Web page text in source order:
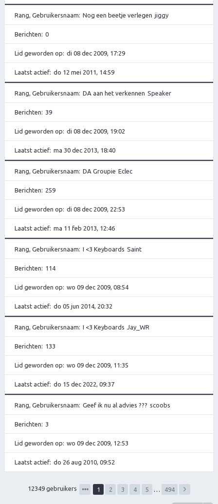
Rang, Gebruikersnaam Nog een beetje verlegen jiggy
Berichten 0
Lid geworden op di 08 dec 2009, 17:29
Laatst actief do 12 mei 2011, 14:59
Rang, Gebruikersnaam DA aan het verkennen Speaker
Berichten 39
Lid geworden op di 08 dec 2009, 19:02
Laatst actief ma 30 dec 2013, 18:40
Rang, Gebruikersnaam DA Groupie Eclec
Berichten 259
Lid geworden op di 08 dec 2009, 22:53
Laatst actief ma 11 feb 2013, 12:46
Rang, Gebruikersnaam I <3 Keyboards Saint
Berichten 114
Lid geworden op wo 09 dec 2009, 08:54
Laatst actief do 05 jun 2014, 20:32
Rang, Gebruikersnaam I <3 Keyboards Jay_WR
Berichten 133
Lid geworden op wo 09 dec 2009, 11:35
Laatst actief do 15 dec 2022, 09:37
Rang, Gebruikersnaam Geef ik nu al advies ??? scoobs
Berichten 3
Lid geworden op wo 09 dec 2009, 12:53
Laatst actief do 26 aug 2010, 09:52
12349 gebruikers 1 2 3 4 5 494